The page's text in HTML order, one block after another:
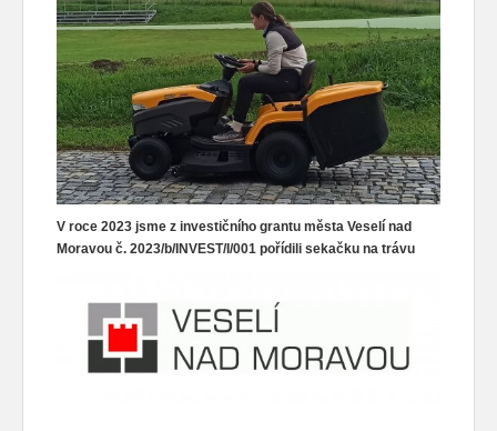
V roce 2023 jsme z investičního grantu města Veselí nad
Moravou č. 2023/b/INVEST/I/001 pořídili sekačku na trávu